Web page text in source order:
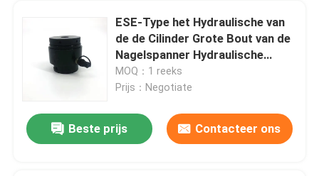
ESE-Type het Hydraulische van
de de Cilinder Grote Bout van de
Nagelspanner Hydraulische
Spannende Apparaat
MOQ：1 reeks
Prijs：Negotiate
Beste prijs Contacteer ons